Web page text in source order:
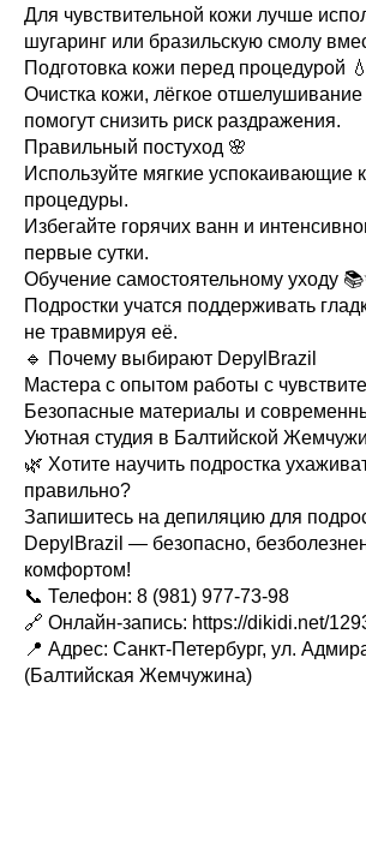
Для чувствительной кожи лучше
шугаринг или бразильскую смолу
Подготовка кожи перед процедурой 💧
Очистка кожи, лёгкое
помогут снизить риск раздражения.
Правильный постуход 🌸
Используйте мягкие успокаивающие
процедуры.
Избегайте горячих ванн и
первые сутки.
Обучение самостоятельному уходу
Подростки учатся поддерживать
не травмируя её.
🔹 Почему выбирают DepylBrazil
Мастера с опытом работы с
Безопасные материалы и
Уютная студия в Балтийской
🌿 Хотите научить подростка
правильно?
Запишитесь на депиляцию для
DepylBrazil — безопасно,
комфортом!
📞 Телефон: 8 (981) 977-73-98
🔗 Онлайн-запись: https://dikidi.net/
📍 Адрес: Санкт-Петербург, ул.
(Балтийская Жемчужина)